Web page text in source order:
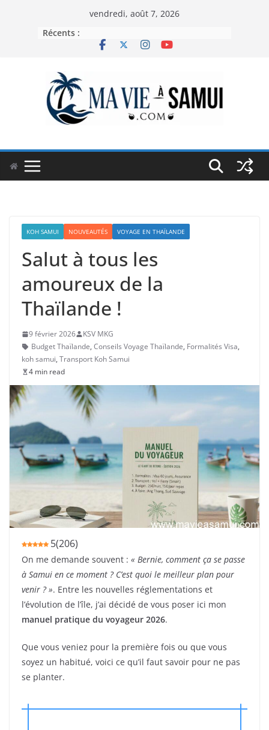
vendredi, août 7, 2026
Récents :
KOH SAMUI NOUVEAUTÉS VOYAGE EN THAÏLANDE
Salut à tous les
amoureux de la
Thaïlande !
9 février 2026
KSV MKG
Budget Thaïlande, Conseils Voyage Thaïlande, Formalités Visa,
koh samui, Transport Koh Samui
4 min read
5(206)
On me demande souvent : « Bernie, comment ça se passe
à Samui en ce moment ? C’est quoi le meilleur plan pour
venir ? ». Entre les nouvelles réglementations et
l’évolution de l’île, j’ai décidé de vous poser ici mon
manuel pratique du voyageur 2026.
Que vous veniez pour la première fois ou que vous
soyez un habitué, voici ce qu’il faut savoir pour ne pas
se planter.